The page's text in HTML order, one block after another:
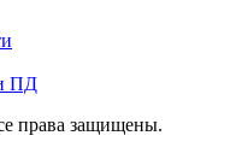
ПД
права защищены.